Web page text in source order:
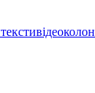
текстивідео